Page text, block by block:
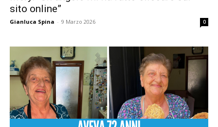
sito online”
Gianluca Spina - 9 Marzo 2026 0